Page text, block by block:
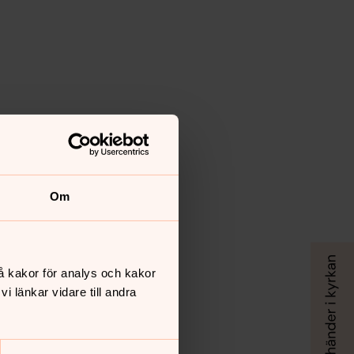
Om
kakor för analys och kakor
länkar vidare till andra